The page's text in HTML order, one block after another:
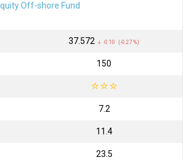
Off-shore Fund
₹37.572 ↓ -0.10 (-0.27 %)
₹150
☆☆☆
7.2
11.4
23.5